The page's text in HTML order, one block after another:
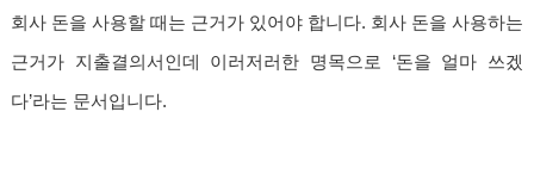
회사 돈을 사용할 때는 근거가 있어야 합니다. 회사 돈을 사용하는
근거가 지출결의서인데 이러저러한 명목으로 ‘돈을 얼마 쓰겠
다’라는 문서입니다.